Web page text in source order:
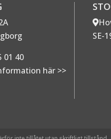
01 40
här >>
SE-